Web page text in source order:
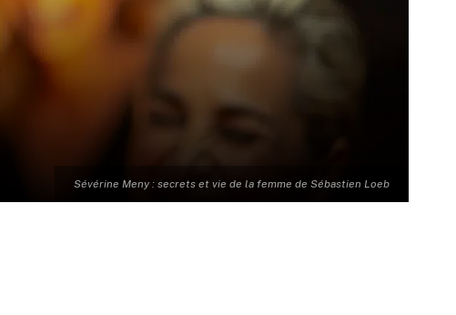
Sévérine Meny : secrets et vie de la femme de Sébastien Loeb